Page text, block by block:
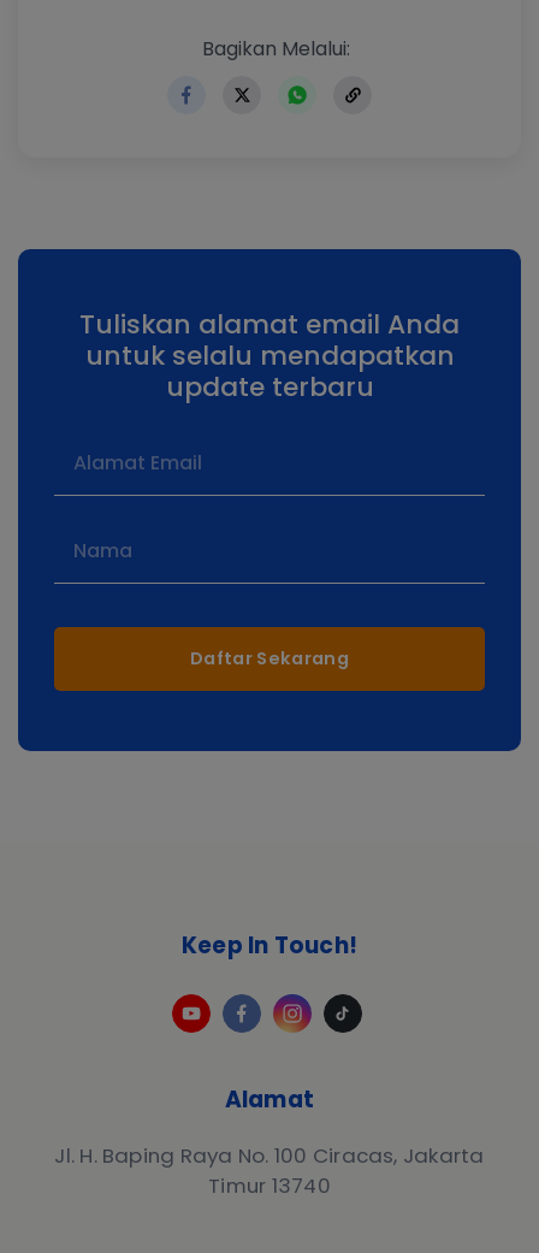
https://
Bagikan Melalui:
Tuliskan alamat email Anda
untuk selalu mendapatkan
update terbaru
Daftar Sekarang
Alamat
Jl. H. Baping Raya No. 100 Ciracas, Jakarta
Timur 13740
Keep In Touch!